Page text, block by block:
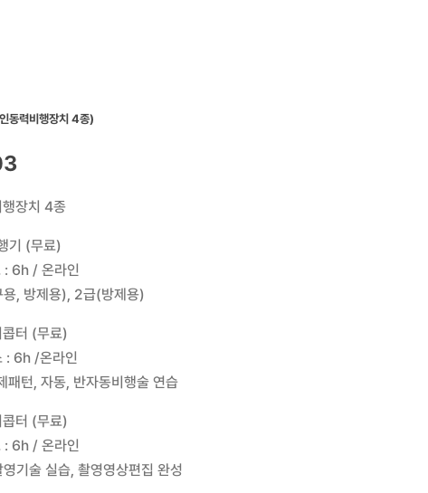
동력비행장치 4종)
장치 4종
기 (무료)
: 6h / 온라인
, 방제용), 2급(방제용)
콥터 (무료)
: 6h /온라인
패턴, 자동, 반자동비행술 연습
콥터 (무료)
: 6h / 온라인
기술 실습, 촬영영상편집 완성